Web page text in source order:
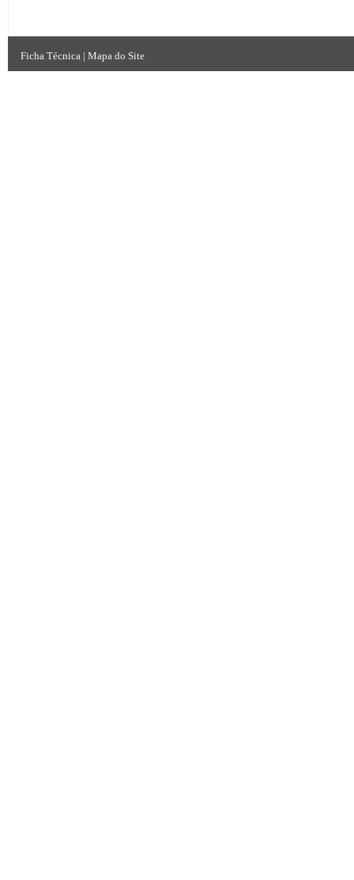
Ficha Técnica | Mapa do Site